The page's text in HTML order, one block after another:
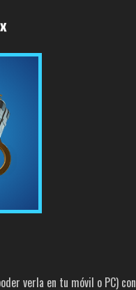
verla en tu móvil o PC)